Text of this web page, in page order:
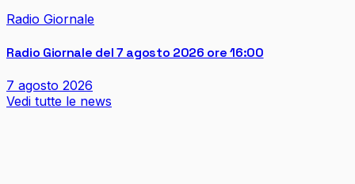
Radio Giornale
Radio Giornale del 7 agosto 2026 ore 16:00
7 agosto 2026
Vedi tutte le news